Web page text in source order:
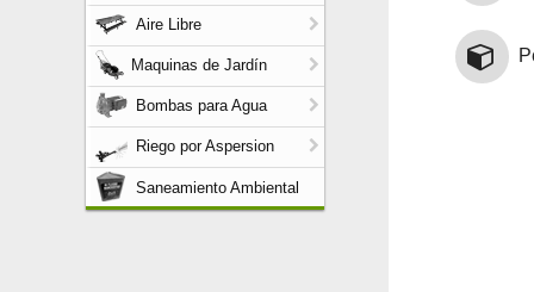
Aire Libre
Maquinas de Jardín
Bombas para Agua
Riego por Aspersion
Saneamiento Ambiental